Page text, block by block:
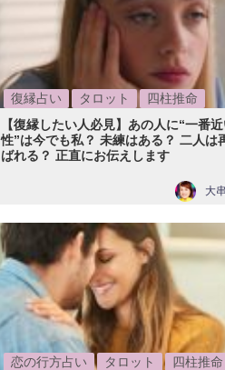
復縁占い タロット
四柱推命
【復縁したい人必見】あの人に“一番
性”は今でも私？ 未練はある？ 二人は
ばれる？ 正直にお伝えします
大
恋の行方占い タロット
四柱推命